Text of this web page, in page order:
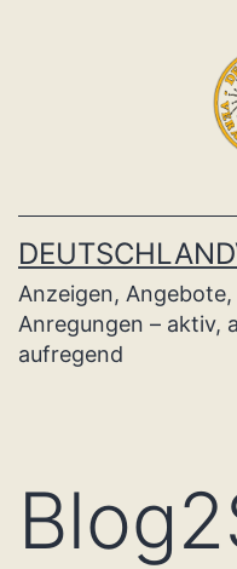
Anzeigen, Angebote,
Anregungen – aktiv,
aufregend